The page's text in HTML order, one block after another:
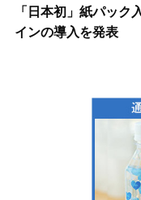
「日本初」紙パッ
インの導入を発表